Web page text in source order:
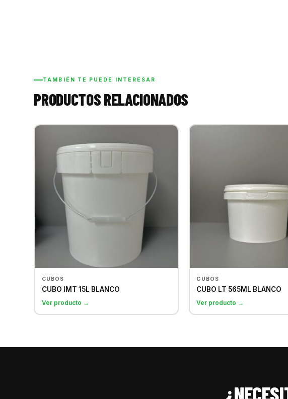
TAMBIÉN TE PUEDE INTERESAR
PRODUCTOS RELACIONADOS
CUBOS
CUBO IMT 15L BLANCO
Ver producto →
CUBOS
CUBO LT 565ML BLANCO
Ver producto →